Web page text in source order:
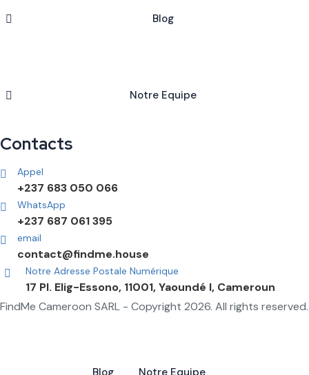
Blog
Notre Equipe
Contacts
Appel
+237 683 050 066
WhatsApp
+237 687 061 395
email
contact@findme.house
Notre Adresse Postale Numérique
17 Pl. Elig-Essono, 11001, Yaoundé I, Cameroun
FindMe Cameroon SARL - Copyright 2026. All rights reserved.
Blog Notre Equipe